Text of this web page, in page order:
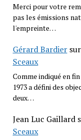
Merci pour votre
pas les émissions
l'empreinte…
Gérard Bardiersur
Sceaux
Comme indiqué en
1973 a défini des
deux…
Jean Luc Gaillard
Sceaux